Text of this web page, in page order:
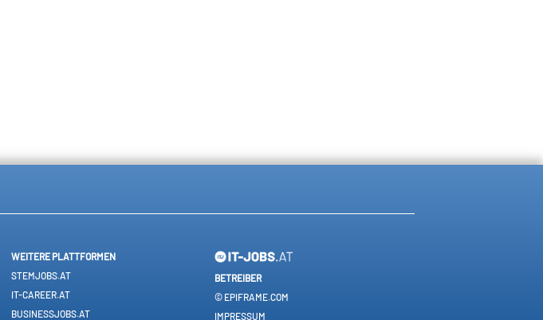
WEITERE PLATTFORMEN
STEMJOBS.AT
IT-CAREER.AT
BUSINESSJOBS.AT
BETREIBER
© EPIFRAME.COM
IMPRESSUM